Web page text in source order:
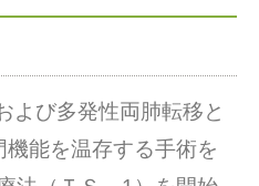
よび多発性両肺転移と
能を温存する手術を